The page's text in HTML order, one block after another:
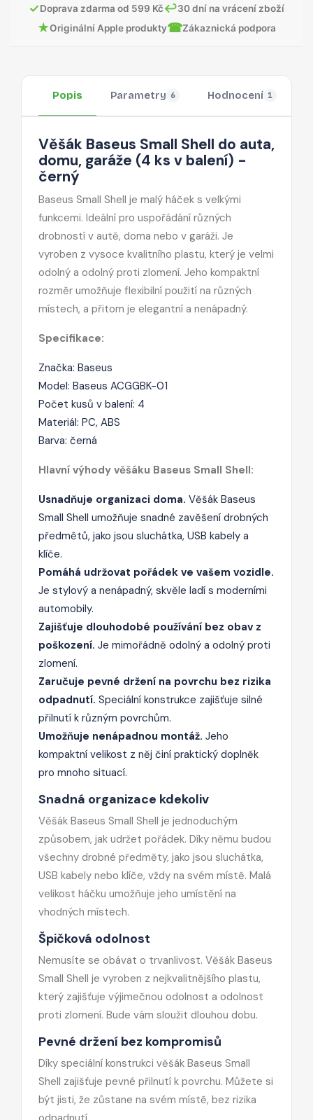
✓Doprava zdarma od 599 Kč↩30 dní na vrácení zboží
★Originální Apple produkty☎Zákaznická podpora
Popis Parametry 6 Hodnocení 1
Věšák Baseus Small Shell do auta,
domu, garáže (4 ks v balení) -
černý
Baseus Small Shell je malý háček s velkými
funkcemi. Ideální pro uspořádání různých
drobností v autě, doma nebo v garáži. Je
vyroben z vysoce kvalitního plastu, který je velmi
odolný a odolný proti zlomení. Jeho kompaktní
rozměr umožňuje flexibilní použití na různých
místech, a přitom je elegantní a nenápadný.
Specifikace:
Značka: Baseus
Model: Baseus ACGGBK-01
Počet kusů v balení: 4
Materiál: PC, ABS
Barva: černá
Hlavní výhody věšáku Baseus Small Shell:
Usnadňuje organizaci doma. Věšák Baseus
Small Shell umožňuje snadné zavěšení drobných
předmětů, jako jsou sluchátka, USB kabely a
klíče.
Pomáhá udržovat pořádek ve vašem vozidle.
Je stylový a nenápadný, skvěle ladí s moderními
automobily.
Zajišťuje dlouhodobé používání bez obav z
poškození. Je mimořádně odolný a odolný proti
zlomení.
Zaručuje pevné držení na povrchu bez rizika
odpadnutí. Speciální konstrukce zajišťuje silné
přilnutí k různým povrchům.
Umožňuje nenápadnou montáž. Jeho
kompaktní velikost z něj činí praktický doplněk
pro mnoho situací.
Snadná organizace kdekoliv
Věšák Baseus Small Shell je jednoduchým
způsobem, jak udržet pořádek. Díky němu budou
všechny drobné předměty, jako jsou sluchátka,
USB kabely nebo klíče, vždy na svém místě. Malá
velikost háčku umožňuje jeho umístění na
vhodných místech.
Špičková odolnost
Nemusíte se obávat o trvanlivost. Věšák Baseus
Small Shell je vyroben z nejkvalitnějšího plastu,
který zajišťuje výjimečnou odolnost a odolnost
proti zlomení. Bude vám sloužit dlouhou dobu.
Pevné držení bez kompromisů
Díky speciální konstrukci věšák Baseus Small
Shell zajišťuje pevné přilnutí k povrchu. Můžete si
být jisti, že zůstane na svém místě, bez rizika